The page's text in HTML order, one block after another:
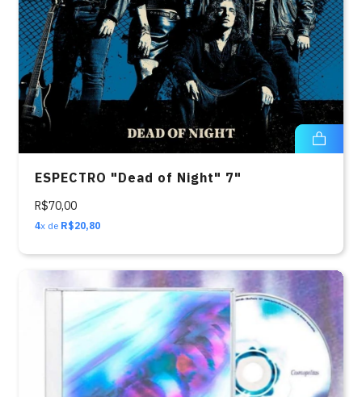
ESPECTRO "Dead of Night" 7"
R$70,00
4x de R$20,80